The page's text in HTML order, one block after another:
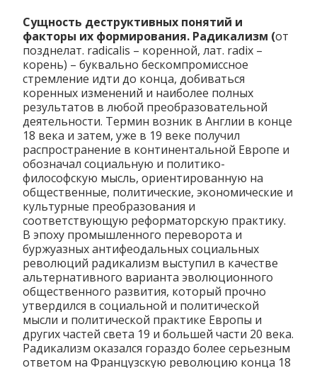
Сущность деструктивных понятий и
факторы их формирования. Радикализм (от
позднелат. radicalis – коренной, лат. radix –
корень) – буквально бескомпромиссное
стремление идти до конца, добиваться
коренных изменений и наиболее полных
результатов в любой преобразовательной
деятельности. Термин возник в Англии в конце
18 века и затем, уже в 19 веке получил
распространение в континентальной Европе и
обозначал социальную и политико-
философскую мысль, ориентированную на
общественные, политические, экономические и
культурные преобразования и
соответствующую реформаторскую практику.
В эпоху промышленного переворота и
буржуазных антифеодальных социальных
революций радикализм выступил в качестве
альтернативного варианта эволюционного
общественного развития, который прочно
утвердился в социальной и политической
мысли и политической практике Европы и
других частей света 19 и большей части 20 века.
Радикализм оказался гораздо более серьезным
ответом на Французскую революцию конца 18